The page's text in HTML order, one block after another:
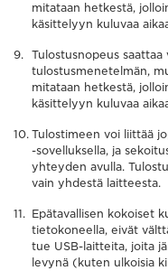
mitataan hetkestä,
käsittelyyn kuluvaa
Tulostusnopeus
tulostusmenetelmän,
mitataan hetkestä,
käsittelyyn kuluvaa
Tulostimeen voi liittää
-sovelluksella, ja
yhteyden avulla.
vain yhdestä laitteesta.
Epätavallisen kokoiset
tietokoneella, eivät
tue USB-laitteita, joita
levynä (kuten ulkoisia